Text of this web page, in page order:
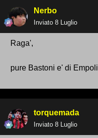
Nerbo
Inviato 8 Luglio
Raga',
pure Bastoni e' di
torquemada
Inviato 8 Luglio